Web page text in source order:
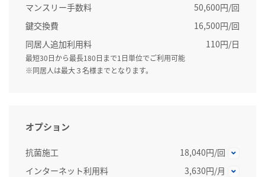
マンスリー手数料
50,600円/回
鍵交換費
16,500円/回
同居人追加利用料
110円/日
最短30日から最長180日まで1日単位でご利用可能
※同居人は最大３名様までとなります。
オプション
抗菌施工
18,040円/回
インターネット利用料
3,630円/月